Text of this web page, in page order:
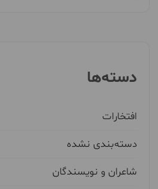
دسته‌ها
افتخارات
دسته‌بندی نشده
شاعران و نویسندگان